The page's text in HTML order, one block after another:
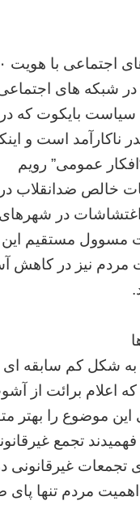
در شبکه های
بایکوت که
ناکارآمد است و
عمومی” رویم
خالص ضدانقلاب
اغتشاشات در
مسوول مستقیم این
مردم نیز در کاهش
به شکل کم سابقه ای
اعلام برائت از
این موضوع را بهتر
تجمع
در سال 88 را بهتر
مردم تنها